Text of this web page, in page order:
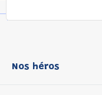
Nos héros